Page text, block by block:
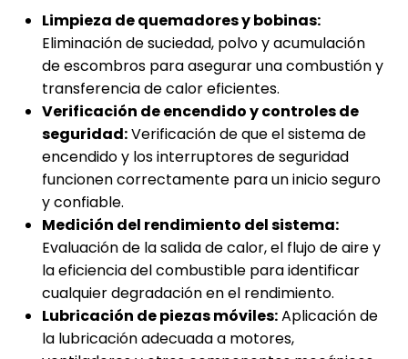
Limpieza de quemadores y bobinas:
Eliminación de suciedad, polvo y acumulación
de escombros para asegurar una combustión y
transferencia de calor eficientes.
Verificación de encendido y controles de
seguridad:Verificación de que el sistema de
encendido y los interruptores de seguridad
funcionen correctamente para un inicio seguro
y confiable.
Medición del rendimiento del sistema:
Evaluación de la salida de calor, el flujo de aire y
la eficiencia del combustible para identificar
cualquier degradación en el rendimiento.
Lubricación de piezas móviles:Aplicación de
la lubricación adecuada a motores,